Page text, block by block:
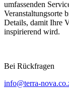
umfassenden
Veranstaltungsorte
Details, damit Ihre
inspirierend wird.
Bei Rückfragen
info@terra-